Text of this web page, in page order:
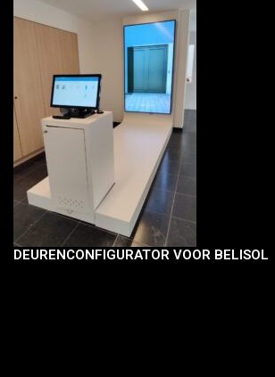
TOSTER STUDIO
RECOVERY GRID
JOBS
DEURENCONFIGURATOR VOOR BELISOL